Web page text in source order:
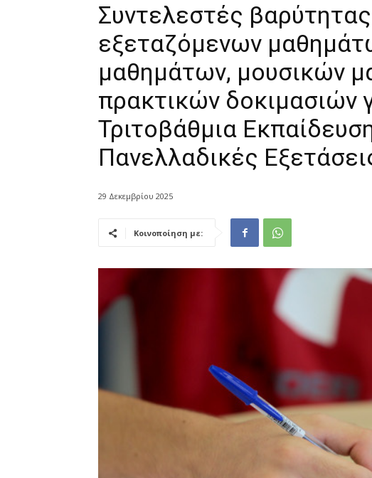
Συντελεστές
εξεταζόμενων
μαθημάτων, μουσικών
πρακτικών δοκιμασιών
Τριτοβάθμια
Πανελλαδικές
29 Δεκεμβρίου 2025
Κοινοποίηση με: